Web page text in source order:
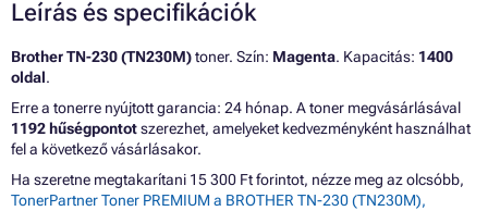
Leírás és specifikációk
Brother TN-230 (TN230M)toner. Szín: Magenta. Kapacitás: 1400
oldal.
Erre a tonerre nyújtott garancia: 24 hónap. A toner megvásárlásával
1192 hűségpontotszerezhet, amelyeket kedvezményként használhat
fel a következő vásárlásakor.
Ha szeretne megtakarítani 15 300 Ft forintot, nézze meg az olcsóbb,
TonerPartner Toner PREMIUM a BROTHER TN-230 (TN230M),